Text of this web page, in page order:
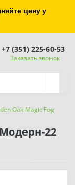
цену у
+7 (351) 225-60-53
Заказать звонок
Oak Magic Fog
22